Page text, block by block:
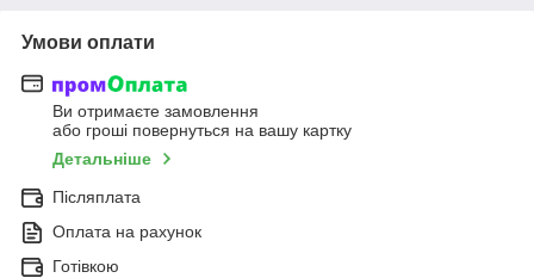
Умови оплати
Ви отримаєте замовлення
або гроші повернуться на вашу картку
Детальніше
Післяплата
Оплата на рахунок
Готівкою